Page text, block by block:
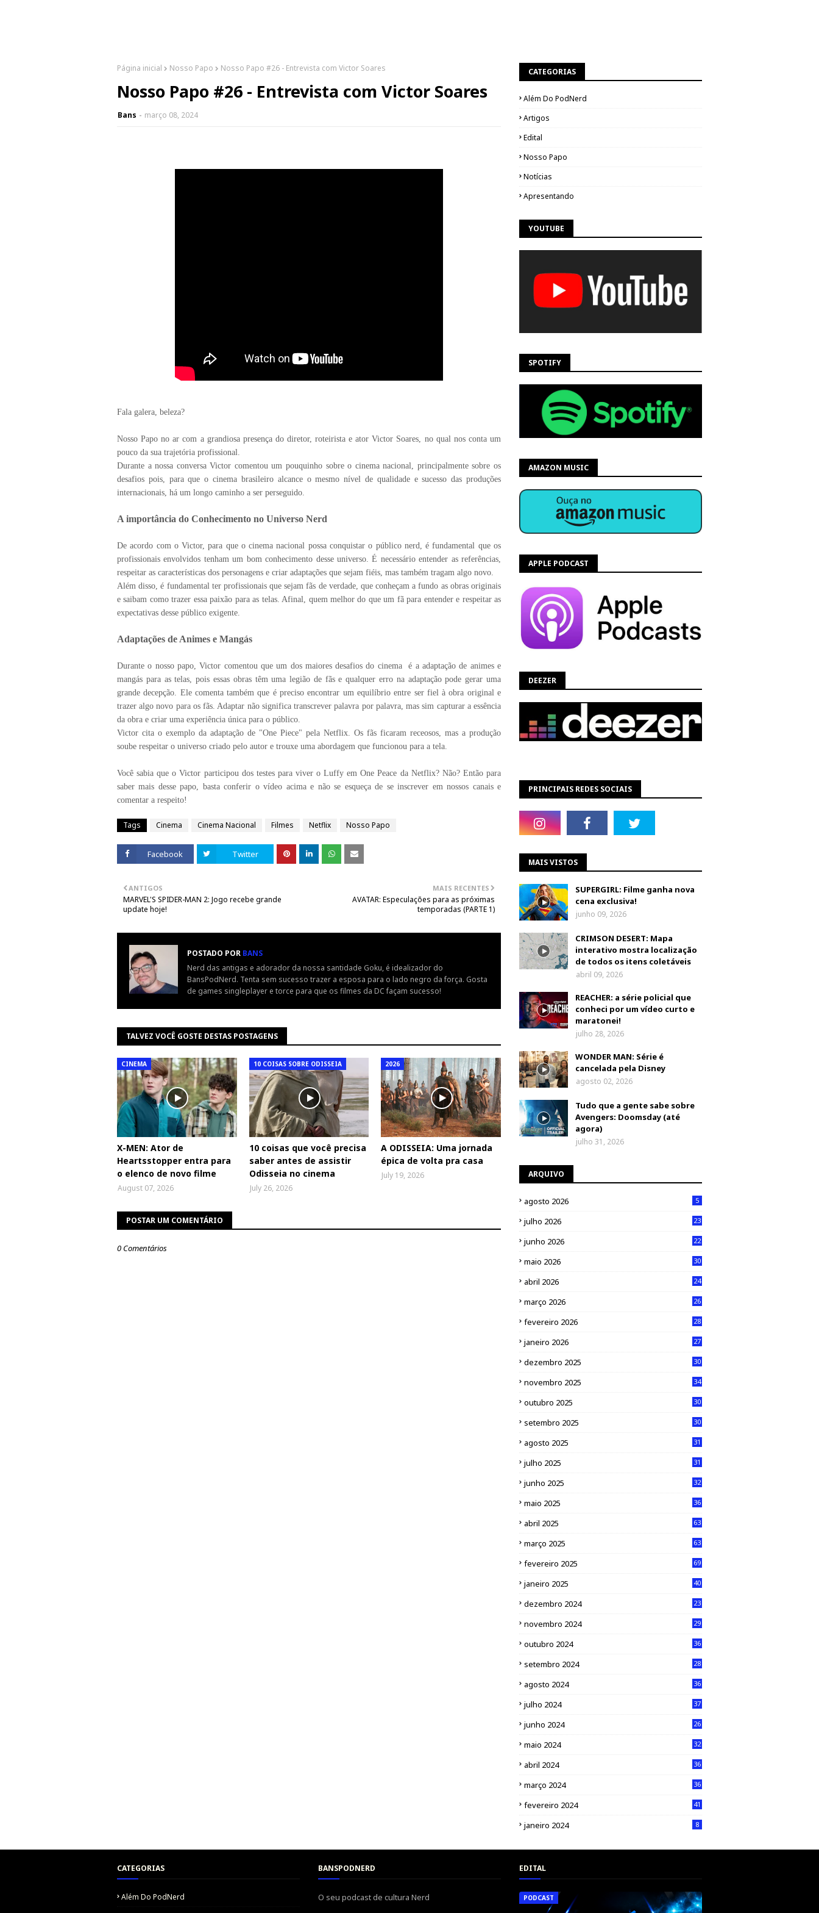
Página inicial Nosso Papo Nosso Papo #26 - Entrevista com Victor Soares
Nosso Papo #26 - Entrevista com Victor Soares
Bans março 08, 2024
Fala galera, beleza?
Nosso Papo no ar com a grandiosa presença do diretor, roteirista e ator Victor Soares, no qual nos conta um
pouco da sua trajetória profissional.
Durante a nossa conversa Victor comentou um pouquinho sobre o cinema nacional, principalmente sobre os
desafios pois, para que o cinema brasileiro alcance o mesmo nível de qualidade e sucesso das produções
internacionais, há um longo caminho a ser perseguido.
A importância do Conhecimento no Universo Nerd
De acordo com o Victor, para que o cinema nacional possa conquistar o público nerd, é fundamental que os
profissionais envolvidos tenham um bom conhecimento desse universo. É necessário entender as referências,
respeitar as características dos personagens e criar adaptações que sejam fiéis, mas também tragam algo novo.
Além disso, é fundamental ter profissionais que sejam fãs de verdade, que conheçam a fundo as obras originais
e saibam como trazer essa paixão para as telas. Afinal, quem melhor do que um fã para entender e respeitar as
expectativas desse público exigente.
Adaptações de Animes e Mangás
Durante o nosso papo, Victor comentou que um dos maiores desafios do cinema é a adaptação de animes e
mangás para as telas, pois essas obras têm uma legião de fãs e qualquer erro na adaptação pode gerar uma
grande decepção. Ele comenta também que é preciso encontrar um equilíbrio entre ser fiel à obra original e
trazer algo novo para os fãs. Adaptar não significa transcrever palavra por palavra, mas sim capturar a essência
da obra e criar uma experiência única para o público.
Victor cita o exemplo da adaptação de "One Piece" pela Netflix. Os fãs ficaram receosos, mas a produção
soube respeitar o universo criado pelo autor e trouxe uma abordagem que funcionou para a tela.
Você sabia que o Victor participou dos testes para viver o Luffy em One Peace da Netflix? Não? Então para
saber mais desse papo, basta conferir o vídeo acima e não se esqueça de se inscrever em nossos canais e
comentar a respeito!
Tags Cinema Cinema Nacional Filmes Netflix Nosso Papo
Facebook Twitter
MAIS RECENTES
AVATAR: Especulações para as próximas
temporadas (PARTE 1)
ANTIGOS
MARVEL'S SPIDER-MAN 2: Jogo recebe grande
update hoje!
POSTADO POR BANS
Nerd das antigas e adorador da nossa santidade Goku, é idealizador do
BansPodNerd. Tenta sem sucesso trazer a esposa para o lado negro da força. Gosta
de games singleplayer e torce para que os filmes da DC façam sucesso!
TALVEZ VOCÊ GOSTE DESTAS POSTAGENS
CINEMA
X-MEN: Ator de
Heartsstopper entra para
o elenco de novo filme
August 07, 2026
10 COISAS SOBRE ODISSEIA
10 coisas que você precisa
saber antes de assistir
Odisseia no cinema
July 26, 2026
2026
A ODISSEIA: Uma jornada
épica de volta pra casa
July 19, 2026
POSTAR UM COMENTÁRIO
0 Comentários
CATEGORIAS
Além Do PodNerd
Artigos
Edital
Nosso Papo
Notícias
Apresentando
YOUTUBE
SPOTIFY
AMAZON MUSIC
APPLE PODCAST
DEEZER
PRINCIPAIS REDES SOCIAIS
MAIS VISTOS
SUPERGIRL: Filme ganha nova
cena exclusiva!
junho 09, 2026
CRIMSON DESERT: Mapa
interativo mostra localização
de todos os itens coletáveis
abril 09, 2026
REACHER: a série policial que
conheci por um vídeo curto e
maratonei!
julho 28, 2026
WONDER MAN: Série é
cancelada pela Disney
agosto 02, 2026
Tudo que a gente sabe sobre
Avengers: Doomsday (até
agora)
julho 31, 2026
ARQUIVO
agosto 2026 5
julho 2026 23
junho 2026 22
maio 2026 30
abril 2026 24
março 2026 26
fevereiro 2026 28
janeiro 2026 27
dezembro 2025 30
novembro 2025 34
outubro 2025 30
setembro 2025 30
agosto 2025 31
julho 2025 31
junho 2025 32
maio 2025 36
abril 2025 63
março 2025 63
fevereiro 2025 69
janeiro 2025 40
dezembro 2024 23
novembro 2024 29
outubro 2024 36
setembro 2024 28
agosto 2024 36
julho 2024 37
junho 2024 26
maio 2024 32
abril 2024 36
março 2024 36
fevereiro 2024 41
janeiro 2024 8
CATEGORIAS
Além Do PodNerd
BANSPODNERD
O seu podcast de cultura Nerd
EDITAL
PODCAST